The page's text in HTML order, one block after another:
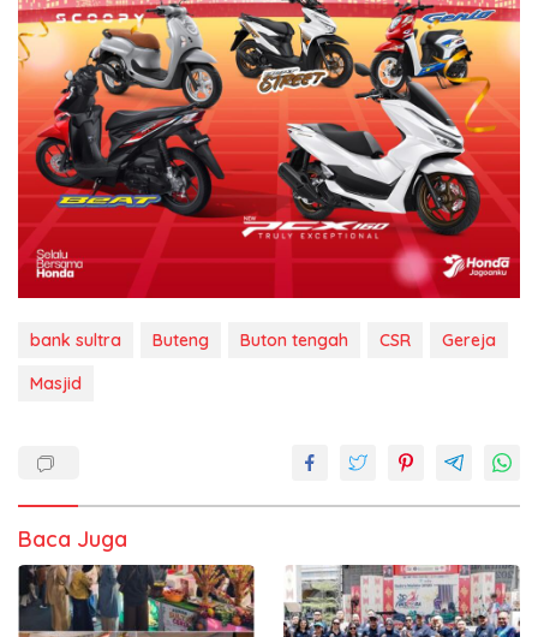
bank sultra Buteng Buton tengah CSR
Gereja
Masjid
Baca Juga